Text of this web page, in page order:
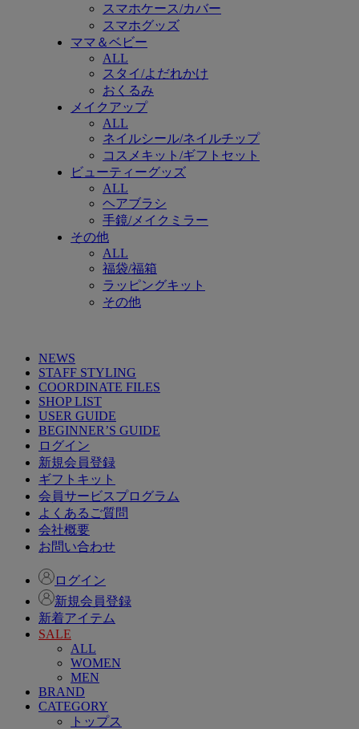
スマホケース/カバー
スマホグッズ
ママ＆ベビー
ALL
スタイ/よだれかけ
おくるみ
メイクアップ
ALL
ネイルシール/ネイルチップ
コスメキット/ギフトセット
ビューティーグッズ
ALL
ヘアブラシ
手鏡/メイクミラー
その他
ALL
福袋/福箱
ラッピングキット
その他
NEWS
STAFF STYLING
COORDINATE FILES
SHOP LIST
USER GUIDE
BEGINNER’S GUIDE
ログイン
新規会員登録
ギフトキット
会員サービスプログラム
よくあるご質問
会社概要
お問い合わせ
ログイン
新規会員登録
新着アイテム
SALE
ALL
WOMEN
MEN
BRAND
CATEGORY
トップス